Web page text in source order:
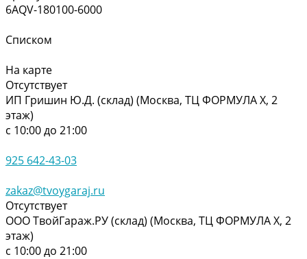
6AQV-180100-6000
Списком
На карте
Отсутствует
ИП Гришин Ю.Д. (склад) (Москва, ТЦ ФОРМУЛА Х, 2
этаж)
с 10:00 до 21:00
925 642-43-03
zakaz@tvoygaraj.ru
Отсутствует
ООО ТвойГараж.РУ (склад) (Москва, ТЦ ФОРМУЛА Х, 2
этаж)
с 10:00 до 21:00